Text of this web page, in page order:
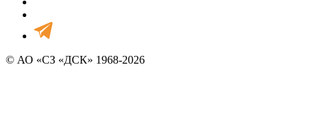
© АО «СЗ «ДСК» 1968-2026